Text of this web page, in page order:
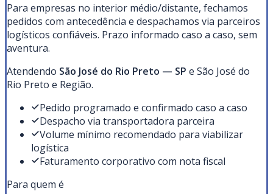
Para empresas no interior médio/distante, fechamos
pedidos com antecedência e despachamos via parceiros
logísticos confiáveis. Prazo informado caso a caso, sem
aventura.
Atendendo São José do Rio Preto — SP e São José do
Rio Preto e Região.
Pedido programado e confirmado caso a caso
Despacho via transportadora parceira
Volume mínimo recomendado para viabilizar
logística
Faturamento corporativo com nota fiscal
Para quem é